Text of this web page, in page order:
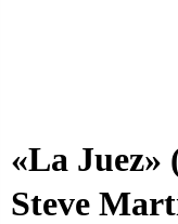
«La Juez»
Steve